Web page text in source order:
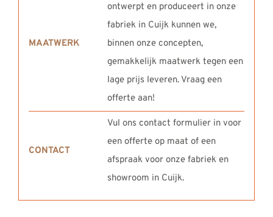
MAATWERK
ontwerpt en produceert in onze
fabriek in Cuijk kunnen we,
binnen onze concepten,
gemakkelijk maatwerk tegen een
lage prijs leveren. Vraag een
offerte aan!
CONTACT
Vul ons contact formulier in voor
een offerte op maat of een
afspraak voor onze fabriek en
showroom in Cuijk.